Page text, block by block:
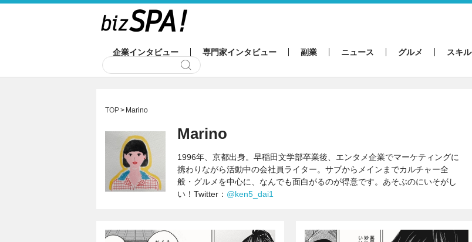
企業インタビュー 専門家インタビュー 副業 ニュース グルメ スキル
TOP Marino
Marino
1996年、京都出身。早稲田文学部卒業後、エンタメ企業でマーケティングに
携わりながら活動中の会社員ライター。サブからメインまでカルチャー全
般・グルメを中心に、なんでも面白がるのが得意です。あそぶのにいそがし
い！Twitter： @ken5_dai1